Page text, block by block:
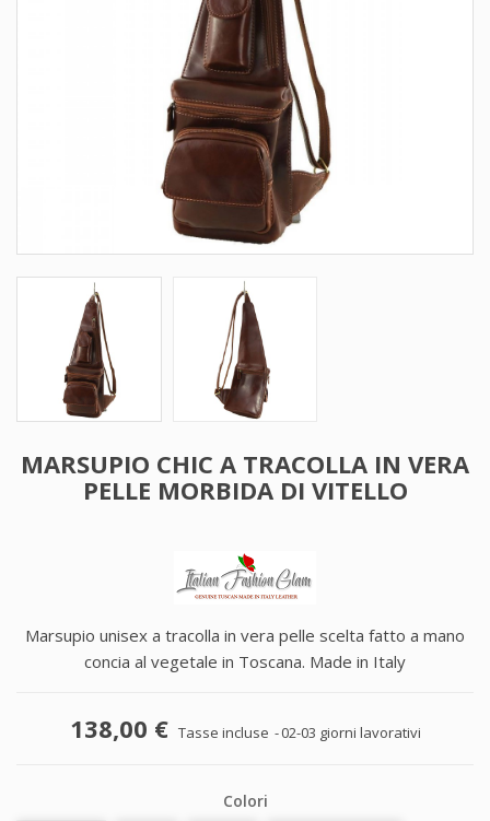
MARSUPIO CHIC A TRACOLLA IN VERA
PELLE MORBIDA DI VITELLO
Marsupio unisex a tracolla in vera pelle scelta fatto a mano
concia al vegetale in Toscana. Made in Italy
138,00 € Tasse incluse 02-03 giorni lavorativi
Colori